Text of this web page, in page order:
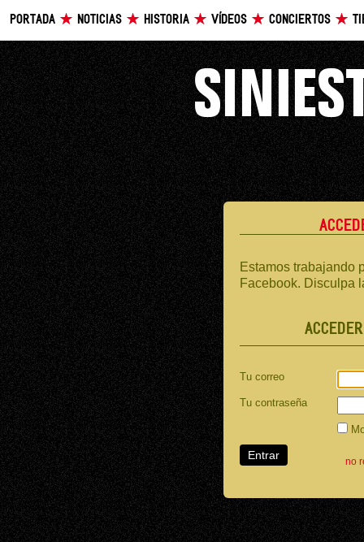
PORTADA NOTICIAS HISTORIA VÍDEOS CONCIERTOS
Estamos trabajando
Facebook. Disculpa
Tu correo
Tu contraseña
no